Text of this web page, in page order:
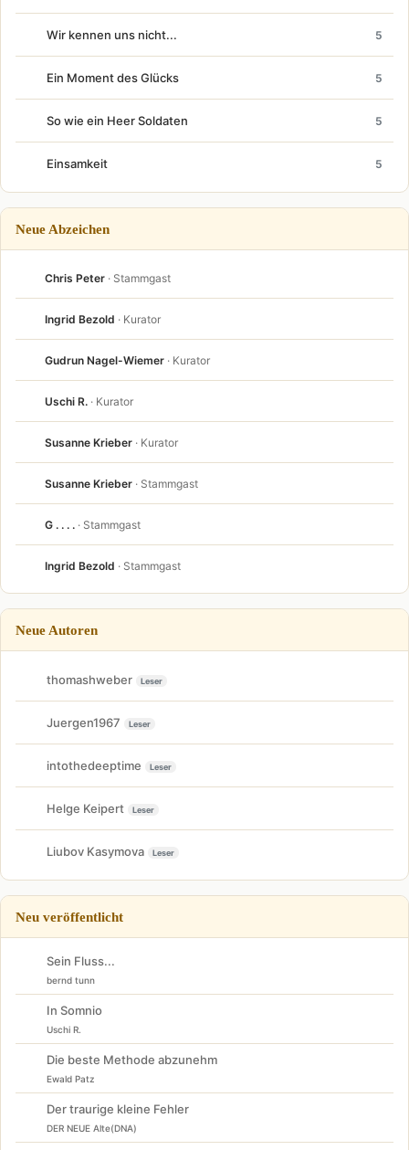
Wir kennen uns nicht... 5
Ein Moment des Glücks 5
So wie ein Heer Soldaten 5
Einsamkeit 5
Neue Abzeichen
Chris Peter · Stammgast
Ingrid Bezold · Kurator
Gudrun Nagel-Wiemer · Kurator
Uschi R. · Kurator
Susanne Krieber · Kurator
Susanne Krieber · Stammgast
G . . . . · Stammgast
Ingrid Bezold · Stammgast
Neue Autoren
thomashweber Leser
Juergen1967 Leser
intothedeeptime Leser
Helge Keipert Leser
Liubov Kasymova Leser
Neu veröffentlicht
Sein Fluss...
bernd tunn
In Somnio
Uschi R.
Die beste Methode abzunehm
Ewald Patz
Der traurige kleine Fehler
DER NEUE Alte(DNA)